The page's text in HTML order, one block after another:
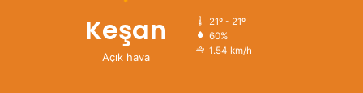
Keşan
Açık hava
21º - 21º
60%
1.54 km/h